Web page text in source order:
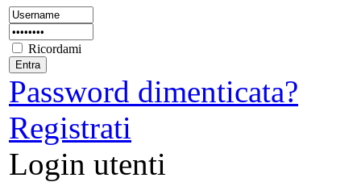
Ricordami
Password dimenticata?
Registrati
Login utenti